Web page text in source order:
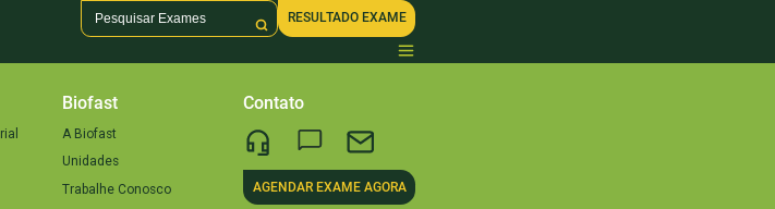
RESULTADO EXAME
Biofast
A Biofast
Unidades
Trabalhe Conosco
Contato
AGENDAR EXAME AGORA